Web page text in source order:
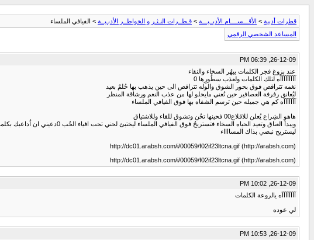
قطرات أدبية > الأقـــســــام الأدبــيـــة > قـطــرات النـثـر و الخواطــر الأدبـيــة > الفيافي الملساء
المساعد الشخصي الرقمي
26-12-09, 06:39 PM
عند بزوغ فجر الكلمات يبهُر السخاء والنقاء
آآآآآآآآآه لتلك الكلمات ولعذب سطُورِها 0
نغمه تتراقص فوق بحور الشوق والوله تتراقص الى حين يذهب بها حُلمٌ بعيد
ليُعانق رفرفة العصافير حين تُغني مايحلو لها من عذب النغم ورشاقة المنظر
آآآآآآآه كم هي جميله حين ترسم الشفاه بها فوق الفيافي الملساء
هاهو الشِراع يُعلن للاقلاع00 فحينها تحُن وتشوق للقاء وللاشتياق
ويبدأ العناق وتعيد الحياه السخاء فتستريحُ فوق الفيافي الملساء ليختبئ لحني تحت افياء الحُب 0دعيني ان اُداعبك بكلمه وسخاء
ليستريح نبضي بذاك المسااااء
http://dc01.arabsh.com/i/00059/f02if23ltcna.gif (http://arabsh.com)
http://dc01.arabsh.com/i/00059/f02if23ltcna.gif (http://arabsh.com)
26-12-09, 10:02 PM
آآآآآآآآه يالروعة الكلمات
لي عوده
26-12-09, 10:53 PM